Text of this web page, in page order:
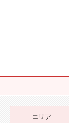
エリア